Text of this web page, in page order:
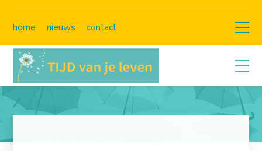
home nieuws contact